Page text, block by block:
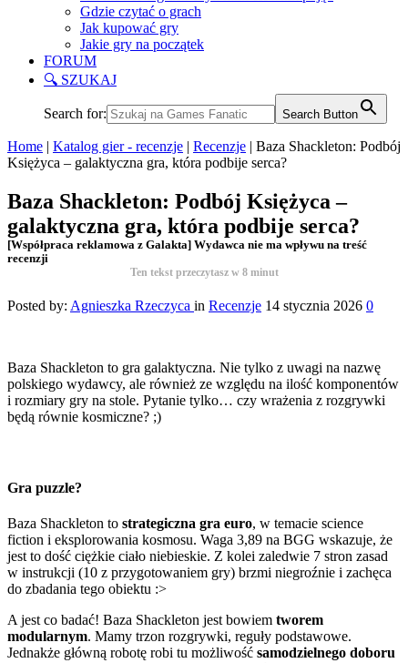
Gdzie czytać o grach
Jak kupować gry
Jakie gry na początek
FORUM
🔍 SZUKAJ
Search for: Search Button
Home | Katalog gier - recenzje | Recenzje | Baza Shackleton: Podbój
Księżyca – galaktyczna gra, która podbije serca?
Baza Shackleton: Podbój Księżyca –
galaktyczna gra, która podbije serca?
[Współpraca reklamowa z Galakta] Wydawca nie ma wpływu na treść
recenzji
Ten tekst przeczytasz w 8 minut
Posted by: Agnieszka Rzeczyca in Recenzje 14 stycznia 2026 0
Baza Shackleton to gra galaktyczna. Nie tylko z uwagi na nazwę
polskiego wydawcy, ale również ze względu na ilość komponentów
i rozmiary gry na stole. Pytanie tylko… czy wrażenia z rozgrywki
będą równie kosmiczne? ;)
Gra puzzle?
Baza Shackleton to strategiczna gra euro, w temacie science
fiction i eksplorowania kosmosu. Waga 3,89 na BGG wskazuje, że
jest to dość ciężkie ciało niebieskie. Z kolei zaledwie 7 stron zasad
w instrukcji (10 z przygotowaniem gry) brzmi niegroźnie i zachęca
do zbadania tego obiektu :>
A jest co badać! Baza Shackleton jest bowiem tworem
modularnym. Mamy trzon rozgrywki, reguły podstawowe.
Jednakże główną robotę robi tu możliwość samodzielnego doboru